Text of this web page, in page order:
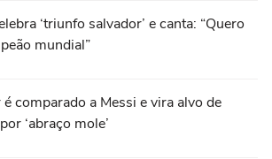
‘triunfo salvador’ e canta: “Quero
mundial”
comparado a Messi e vira alvo de
‘abraço mole’